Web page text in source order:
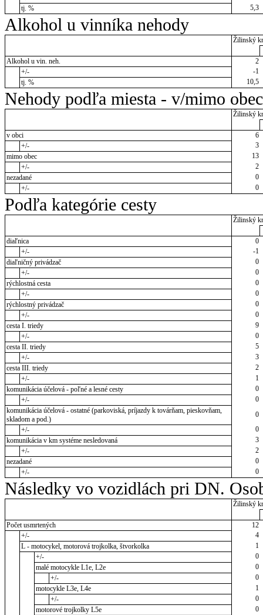
tj. %
5,3
Alkohol u vinníka nehody
Žilinský
Alkohol u vin. neh.
2
+/-
-1
tj. %
10,5
Nehody podľa miesta - v/mimo obec
Žilinský
v obci
6
+/-
3
mimo obec
13
+/-
2
nezadané
0
+/-
0
Podľa kategórie cesty
Žilinský
diaľnica
0
+/-
-1
diaľničný privádzač
0
+/-
0
rýchlostná cesta
0
+/-
0
rýchlostný privádzač
0
+/-
0
cesta I. triedy
9
+/-
0
cesta II. triedy
5
+/-
3
cesta III. triedy
2
+/-
1
komunikácia účelová - poľné a lesné cesty
0
+/-
0
komunikácia účelová - ostatné (parkoviská, príjazdy k továrňam, pieskovňam,
skladom a pod.)
0
+/-
0
komunikácia v km systéme nesledovaná
3
+/-
2
nezadané
0
+/-
0
Následky vo vozidlách pri DN.
Žilinský
Počet usmrtených
12
+/-
4
L - motocykel, motorová trojkolka, štvorkolka
1
+/-
0
malé motocykle L1e, L2e
0
+/-
0
motocykle L3e, L4e
1
+/-
0
motorové trojkolky L5e
0